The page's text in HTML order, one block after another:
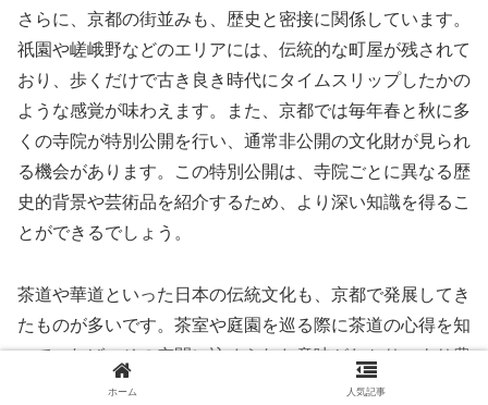
さらに、京都の街並みも、歴史と密接に関係しています。
祇園や嵯峨野などのエリアには、伝統的な町屋が残されて
おり、歩くだけで古き良き時代にタイムスリップしたかの
ような感覚が味わえます。また、京都では毎年春と秋に多
くの寺院が特別公開を行い、通常非公開の文化財が見られ
る機会があります。この特別公開は、寺院ごとに異なる歴
史的背景や芸術品を紹介するため、より深い知識を得るこ
とができるでしょう。
茶道や華道といった日本の伝統文化も、京都で発展してき
たものが多いです。茶室や庭園を巡る際に茶道の心得を知
っていれば、その空間に込められた意味がわかり、より豊
かな体験になります。たとえば、茶室内の装飾品や掛け軸
ホーム 人気記事